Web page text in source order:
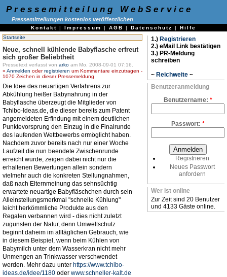
Pressemitteilung WebService
Pressemitteilungen kostenlos veröffentlichen
Kontakt | Impressum | AGB | Datenschutz | Hilfe
Startseite
Neue, schnell kühlende Babyflasche erfreut
sich großer Beliebtheit
Pressetext verfasst von arko am Mo, 2008-09-01 07:16.
» Anmelden oderregistrieren um Kommentare einzutragen -
1070 Zeichen in dieser Pressemeldung
Die Idee des neuartigen Verfahrens zur
Abkühlung heißer Babynahrung in der
Babyflasche überzeugt die Mitglieder von
Tchibo-Ideas.de, die dieser bereits zum Patent
angemeldeten Erfindung mit einem deutlichen
Punktevorsprung den Einzug in die Finalrunde
des laufenden Wettbewerbs ermöglicht haben.
Nachdem zuvor bereits nach nur einer Woche
Laufzeit die nun beendete Zwischenrunde
erreicht wurde, zeigen dabei nicht nur die
erhaltenen Bewertungen allein sondern
vielmehr auch die konkreten Stellungnahmen,
daß nach Elternmeinung das sehnsüchtig
erwartete neuartige Babyfläschchen durch sein
Alleinstellungsmerkmal "schnelle Kühlung"
leicht herkömmliche Produkte aus den
Regalen verbannen wird - dies nicht zuletzt
zugunsten der Natur, denn Umweltschutz
beginnt daheim im alltäglichen Gebrauch, wie
in diesem Beispiel, wenn beim Kühlen von
Babymilch unter dem Wasserkran nicht mehr
Unmengen an Trinkwasser verschwendet
werden. Mehr dazu unter https://www.tchibo-
ideas.de/idee/1180 oder www.schneller-kalt.de
1.) Registrieren
2.) eMail Link bestätigen
3.) PR-Meldung
schreiben
~ Reichweite ~
Benutzeranmeldung
Benutzername: *
Passwort: *
Registrieren
Neues Passwort
anfordern
Wer ist online
Zur Zeit sind 20 Benutzer
und 4133 Gäste online.